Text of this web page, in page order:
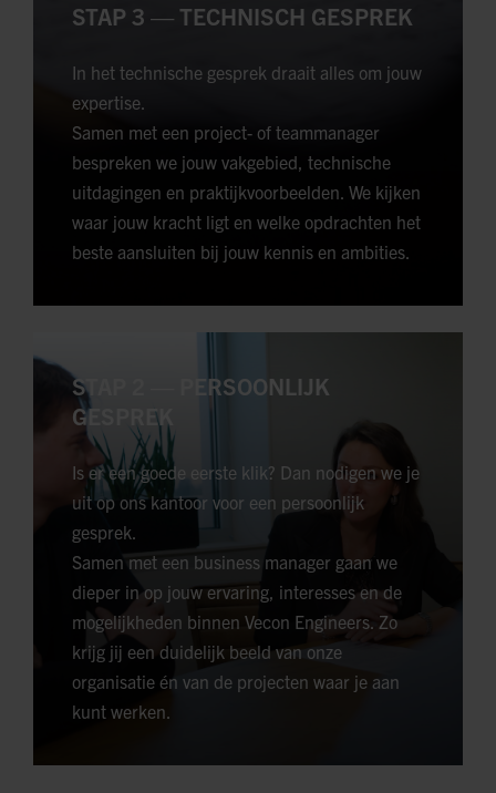
STAP 3 — TECHNISCH GESPREK
In het technische gesprek draait alles om jouw
expertise.
Samen met een project- of teammanager
bespreken we jouw vakgebied, technische
uitdagingen en praktijkvoorbeelden. We kijken
waar jouw kracht ligt en welke opdrachten het
beste aansluiten bij jouw kennis en ambities.
STAP 2 — PERSOONLIJK
GESPREK
Is er een goede eerste klik? Dan nodigen we je
uit op ons kantoor voor een persoonlijk
gesprek.
Samen met een business manager gaan we
dieper in op jouw ervaring, interesses en de
mogelijkheden binnen Vecon Engineers. Zo
krijg jij een duidelijk beeld van onze
organisatie én van de projecten waar je aan
kunt werken.